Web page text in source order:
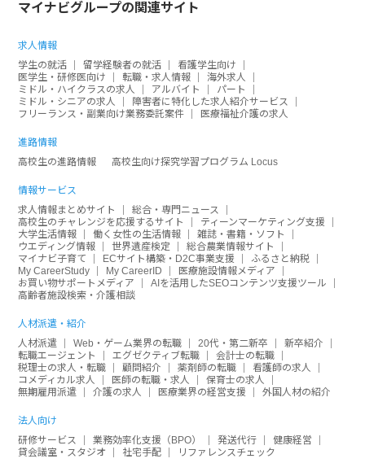
マイナビグループの関連サイト
求人情報
学生の就活
留学経験者の就活
看護学生向け
医学生・研修医向け
転職・求人情報
海外求人
ミドル・ハイクラスの求人
アルバイト
パート
ミドル・シニアの求人
障害者に特化した求人紹介サービス
フリーランス・副業向け業務委託案件
医療福祉介護の求人
進路情報
高校生の進路情報
高校生向け探究学習プログラム Locus
情報サービス
求人情報まとめサイト
総合・専門ニュース
高校生のチャレンジを応援するサイト
ティーンマーケティング支援
大学生活情報
働く女性の生活情報
雑誌・書籍・ソフト
ウエディング情報
世界遺産検定
総合農業情報サイト
マイナビ子育て
ECサイト構築・D2C事業支援
ふるさと納税
My CareerStudy
My CareerID
医療施設情報メディア
お買い物サポートメディア
AIを活用したSEOコンテンツ支援ツール
高齢者施設検索・介護相談
人材派遣・紹介
人材派遣
Web・ゲーム業界の転職 20代・第二新卒
新卒紹介
転職エージェント
エグゼクティブ転職
会計士の転職
税理士の求人・転職
顧問紹介 薬剤師の転職
看護師の求人
コメディカル求人
医師の転職・求人
保育士の求人
無期雇用派遣
介護の求人 医療業界の経営支援 外国人材の紹介
法人向け
研修サービス
業務効率化支援（BPO） 発送代行
健康経営
貸会議室・スタジオ
社宅手配 リファレンスチェック